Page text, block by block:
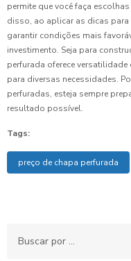
permite que você faça
disso, ao aplicar as dicas
garantir condições mais
investimento. Seja para
perfurada oferece
para diversas necessidades.
perfuradas, esteja sempre
resultado possível.
Tags:
preço de chapa perfurada